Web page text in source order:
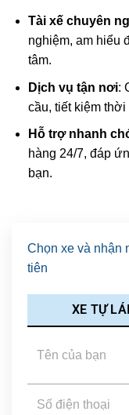
Tài xế chuyên
nghiệm, am hiểu
tâm.
Dịch vụ tận nơi:
cầu, tiết kiệm
Hỗ trợ nhanh
hàng 24/7, đáp
bạn.
Chọn xe và nhận
tiên
XE TỰ LÁI